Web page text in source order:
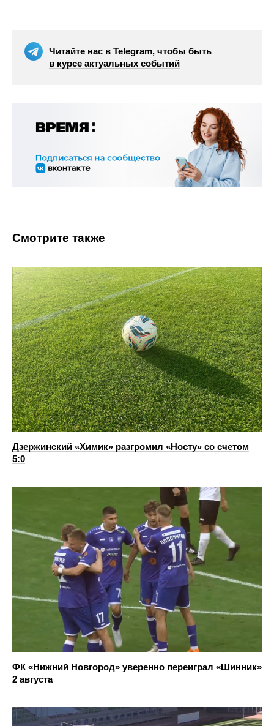
Читайте нас в Telegram, чтобы быть
в курсе актуальных событий
Смотрите также
Дзержинский «Химик» разгромил «Носту» со счетом
5:0
ФК «Нижний Новгород» уверенно переиграл «Шинник»
2 августа